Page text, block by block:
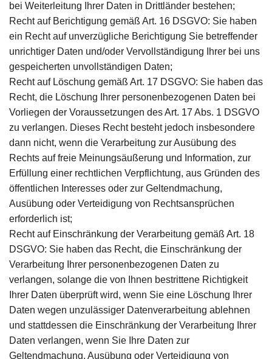
bei Weiterleitung Ihrer Daten in Drittländer bestehen;
Recht auf Berichtigung gemäß Art. 16 DSGVO: Sie haben
ein Recht auf unverzügliche Berichtigung Sie betreffender
unrichtiger Daten und/oder Vervollständigung Ihrer bei uns
gespeicherten unvollständigen Daten;
Recht auf Löschung gemäß Art. 17 DSGVO: Sie haben das
Recht, die Löschung Ihrer personenbezogenen Daten bei
Vorliegen der Voraussetzungen des Art. 17 Abs. 1 DSGVO
zu verlangen. Dieses Recht besteht jedoch insbesondere
dann nicht, wenn die Verarbeitung zur Ausübung des
Rechts auf freie Meinungsäußerung und Information, zur
Erfüllung einer rechtlichen Verpflichtung, aus Gründen des
öffentlichen Interesses oder zur Geltendmachung,
Ausübung oder Verteidigung von Rechtsansprüchen
erforderlich ist;
Recht auf Einschränkung der Verarbeitung gemäß Art. 18
DSGVO: Sie haben das Recht, die Einschränkung der
Verarbeitung Ihrer personenbezogenen Daten zu
verlangen, solange die von Ihnen bestrittene Richtigkeit
Ihrer Daten überprüft wird, wenn Sie eine Löschung Ihrer
Daten wegen unzulässiger Datenverarbeitung ablehnen
und stattdessen die Einschränkung der Verarbeitung Ihrer
Daten verlangen, wenn Sie Ihre Daten zur
Geltendmachung, Ausübung oder Verteidigung von